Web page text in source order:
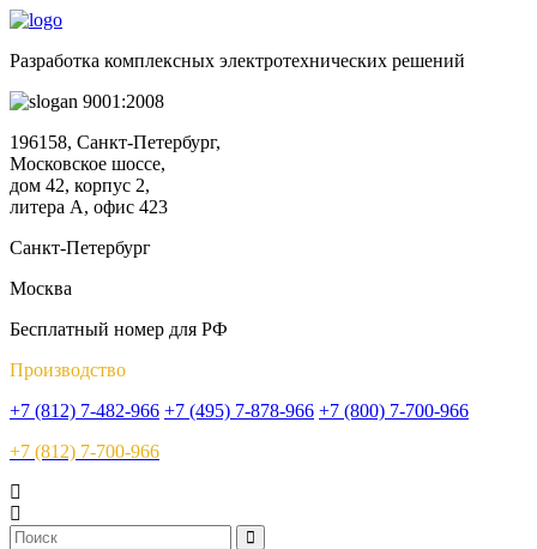
Разработка комплексных электротехнических решений
9001:2008
196158, Санкт-Петербург,
Московское шоссе,
дом 42, корпус 2,
литера А, офис 423
Санкт-Петербург
Москва
Бесплатный номер для РФ
Производство
+7 (812) 7-482-966 +7 (495) 7-878-966 +7 (800) 7-700-966
+7 (812) 7-700-966